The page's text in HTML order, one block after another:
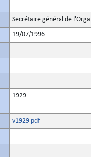
Secrétaire général de
19/07/1996
1929
v1929.pdf